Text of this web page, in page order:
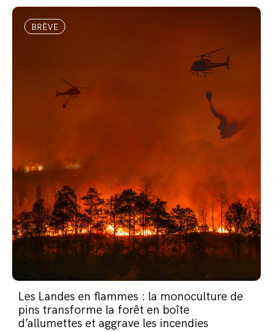
BRÈVE
Les Landes en flammes : la monoculture de
pins transforme la forêt en boîte
d’allumettes et aggrave les incendies